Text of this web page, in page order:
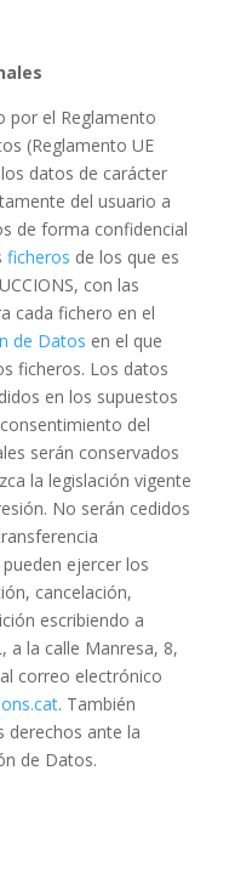
por el Reglamento
(Reglamento UE
datos de carácter
del usuario a
de forma confidencial
ficheros de los que es
con las
cada fichero en el
de Datos en el que
ficheros. Los datos
en los supuestos
del
serán conservados
la legislación vigente
No serán cedidos
ejercer los
cancelación,
escribiendo a
a la calle Manresa, 8,
correo electrónico
. También
derechos ante la
de Datos.